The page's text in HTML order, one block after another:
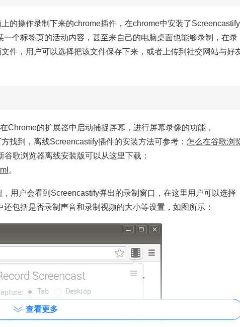
的操作录制下来的chrome插件，在chrome中安装了Screencastify
个标签页的活动内容，甚至来自己的电脑桌面也能够录制，在录
件，用户可以选择把该文件保存下来，或者上传到社交网站与好
Chrome的扩展器中启动捕捉屏幕，进行屏幕录像的功能，
找到，离线Screencastify插件的安装方法可参考： 怎么在谷歌浏
谷歌浏览器离线安装版可以从这里下载：
。
用户会看到Screencastify弹出的录制窗口，在这里用户可以选择
包括是否录制声音和录制视频的大小等设置，如图所示：
查看更多